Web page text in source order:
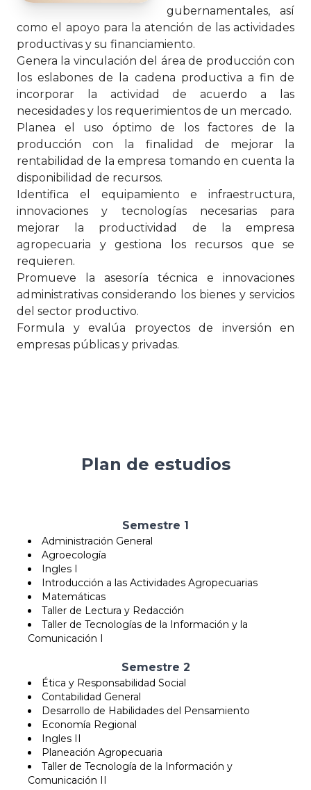
gubernamentales, así
como el apoyo para la atención de las actividades
productivas y su financiamiento.
Genera la vinculación del área de producción con
los eslabones de la cadena productiva a fin de
incorporar la actividad de acuerdo a las
necesidades y los requerimientos de un mercado.
Planea el uso óptimo de los factores de la
producción con la finalidad de mejorar la
rentabilidad de la empresa tomando en cuenta la
disponibilidad de recursos.
Identifica el equipamiento e infraestructura,
innovaciones y tecnologías necesarias para
mejorar la productividad de la empresa
agropecuaria y gestiona los recursos que se
requieren.
Promueve la asesoría técnica e innovaciones
administrativas considerando los bienes y servicios
del sector productivo.
Formula y evalúa proyectos de inversión en
empresas públicas y privadas.
Plan de estudios
Semestre 1
Administración General
Agroecología
Ingles I
Introducción a las Actividades Agropecuarias
Matemáticas
Taller de Lectura y Redacción
Taller de Tecnologías de la Información y la
Comunicación I
Semestre 2
Ética y Responsabilidad Social
Contabilidad General
Desarrollo de Habilidades del Pensamiento
Economía Regional
Ingles II
Planeación Agropecuaria
Taller de Tecnología de la Información y
Comunicación II